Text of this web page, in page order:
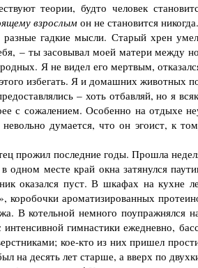
теории, будто человек
взрослымон не становится никогда.
гадкие мысли. Старый хрен
– ты засовывал моей матери
Я не видел его мертвым,
из­бегать. Я и домашних животных
– хоть отбавляй, но я
с сожалением. Особенно на отдыхе
думается, что он эгоист, к
прожил последние годы. Про­шла
одном месте край окна затянулся
оказался пуст. В шкафах на кухне
коробоч­ки ароматизированных
В котельной немно­го поупражнялся
гимнастики ежедневно,
кое-кто из них пришел
на десять лет старше, а вверх по